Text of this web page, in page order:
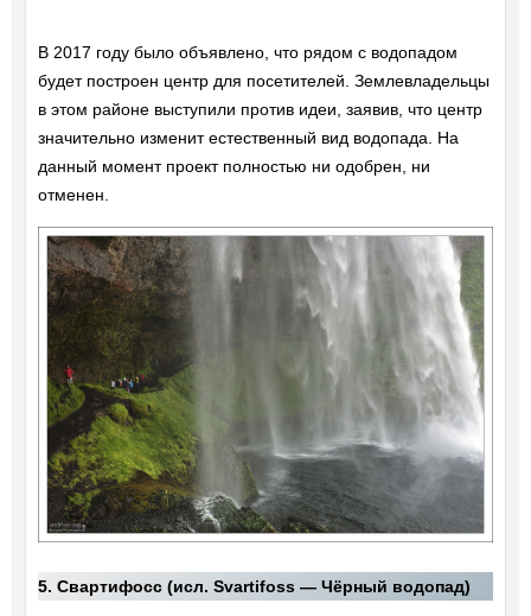
В 2017 году было объявлено, что рядом с водопадом
будет построен центр для посетителей. Землевладельцы
в этом районе выступили против идеи, заявив, что центр
значительно изменит естественный вид водопада. На
данный момент проект полностью ни одобрен, ни
отменен.
5. Свартифосс (исл. Svartifoss — Чёрный водопад)